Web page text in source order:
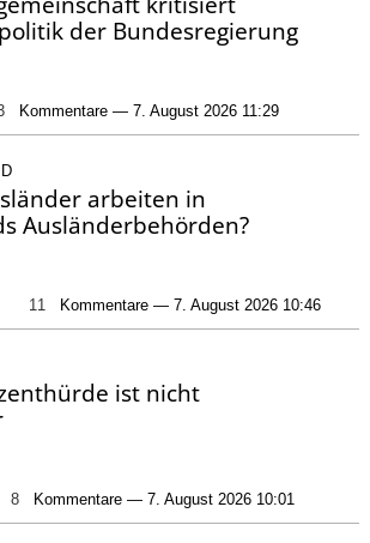
der Bundesregierung
Kommentare — 7. August 2026 11:29
arbeiten in
Ausländerbehörden?
11 Kommentare — 7. August 2026 10:46
ist nicht
8 Kommentare — 7. August 2026 10:01